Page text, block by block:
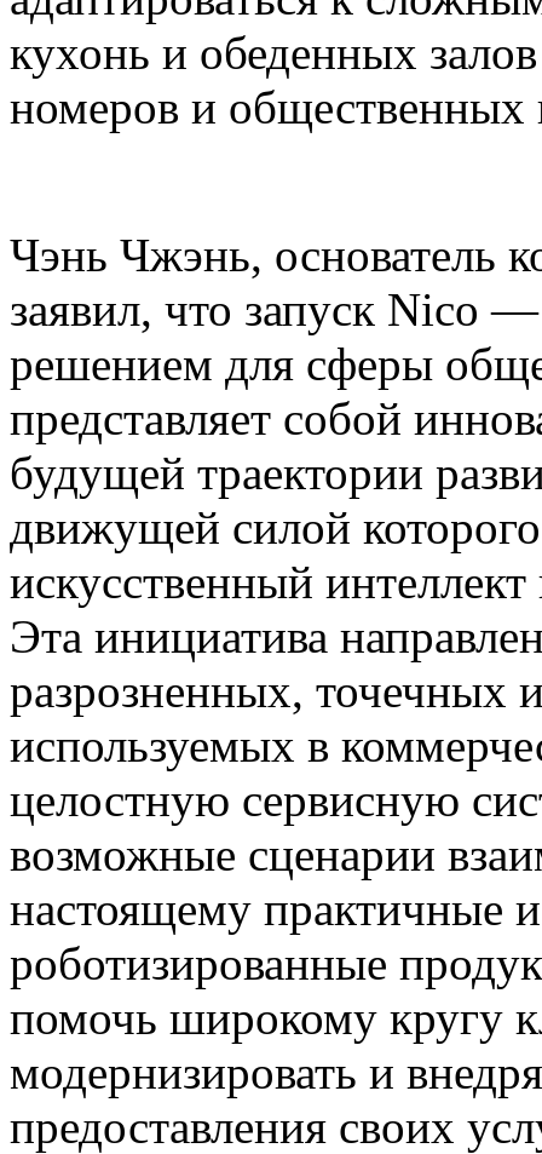
кухонь и обеденных
номеров и общественных
Чэнь Чжэнь, основатель
заявил, что запуск Nico
решением для сферы
представляет собой
будущей траектории
движущей силой
искусственный
Эта инициатива
разрозненных, точечных
используемых в
целостную сервисную
возможные сценарии
настоящему практичные
роботизированные
помочь широкому кругу
модернизировать и
предоставления своих